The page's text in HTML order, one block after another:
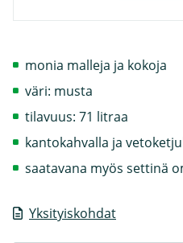
Yksityiskohdat
monia malleja ja kokoja
väri: musta
tilavuus: 71 litraa
kantokahvalla ja
saatavana myös settinä